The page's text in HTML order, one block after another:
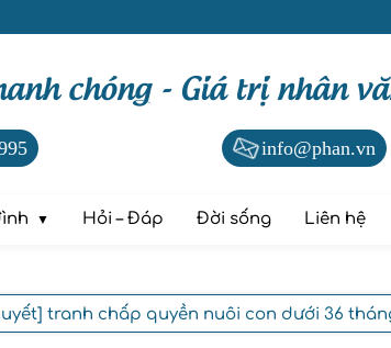
chóng - Giá trị nhân
info@phan.vn
Hỏi – Đáp Đời sống Liên hệ
tranh chấp quyền nuôi con dưới 36